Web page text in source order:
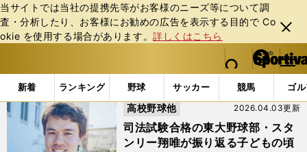
当サイトでは当社の提携先等がお客様のニーズ等について調
査・分析したり、お客様にお勧めの広告を表⽰する⽬的で Co
okie を使⽤する場合があります。詳しくはこちら
閉じ
る
web Sportiva (webスポルティーバ)
検索
マイペ
ー
ジ
メニュ
新着 ランキング 野球 サッカー 競馬 ゴ
b
ス
ポ
ル
「#東京六大学野球」の最新ニュース・ 情報
司法試験合格の東大野球部・スタ
ンリー翔唯が振り返る子どもの頃
2026.04.03更新
高校野球他